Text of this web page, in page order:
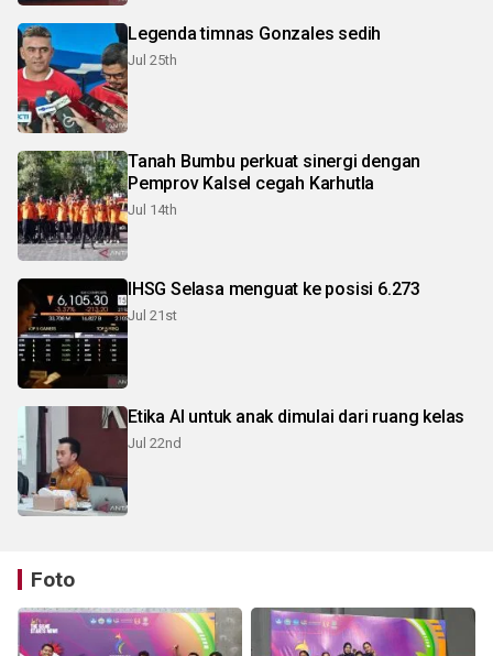
Legenda timnas Gonzales sedih
Jul 25th
Tanah Bumbu perkuat sinergi dengan
Pemprov Kalsel cegah Karhutla
Jul 14th
IHSG Selasa menguat ke posisi 6.273
Jul 21st
Etika AI untuk anak dimulai dari ruang kelas
Jul 22nd
Foto